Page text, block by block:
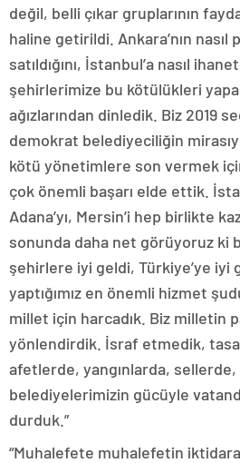
değil, belli çıkar gruplarının
haline getirildi. Ankara’nın nasıl
satıldığını, İstanbul’a nasıl
şehirlerimize bu kötülükleri
ağızlarından dinledik. Biz 2019
demokrat belediyeciliğin
kötü yönetimlere son vermek
çok önemli başarı elde ettik.
Adana’yı, Mersin’i hep birlikte
sonunda daha net görüyoruz ki
şehirlere iyi geldi, Türkiye’ye iyi
yaptığımız en önemli hizmet
millet için harcadık. Biz milletin
yönlendirdik. İsraf etmedik,
afetlerde, yangınlarda,
belediyelerimizin gücüyle
durduk.”
“Muhalefete muhalefetin iktidara